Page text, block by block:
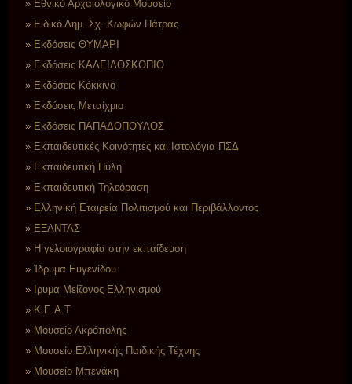
Εθνικό Αρχαιολογικό Μουσείο
Ειδικό Δημ. Σχ. Κωφών Πάτρας
Εκδόσεις ΘΥΜΑΡΙ
Εκδόσεις ΚΑΛΕΙΔΟΣΚΟΠΙΟ
Εκδόσεις Κόκκινο
Εκδόσεις Μεταίχμιο
Εκδόσεις ΠΑΠΑΔΟΠΟΥΛΟΣ
Εκπαιδευτικές Κοινότητες και Ιστολόγια ΠΣΔ
Εκπαιδευτική Πύλη
Εκπαιδευτική Τηλεόραση
Ελληνική Εταιρεία Πολιτισμού και Περιβάλλοντος
ΕΞΑΝΤΑΣ
Η γελοιογραφία στην εκπαίδευση
Ίδρυμα Ευγενίδου
Ιρυμα Μείζονος Ελληνισμού
Κ.Ε.Α.Τ
Μουσείο Ακρόπολης
Μουσείο Ελληνικής Παιδικής Τέχνης
Μουσείο Μπενάκη